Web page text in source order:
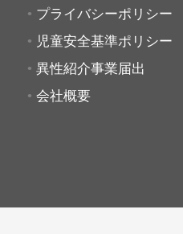
プライバシーポリシー
児童安全基準ポリシー
異性紹介事業届出
会社概要